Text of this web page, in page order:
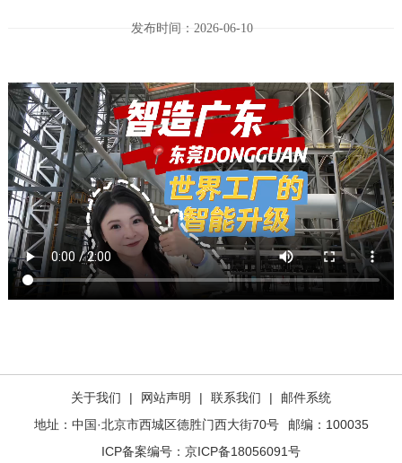
发布时间：2026-06-10
关于我们 | 网站声明 | 联系我们 |
邮件系统
地址：中国·北京市西城区德胜门西大街70号
邮编：100035
ICP备案编号： 京ICP备18056091号